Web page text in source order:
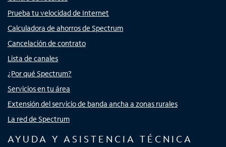
Prueba tu velocidad de Internet
Calculadora de ahorros de Spectrum
Cancelación de contrato
Lista de canales
¿Por qué Spectrum?
Servicios en tu área
Extensión del servicio de banda ancha a zonas rurales
La red de Spectrum
AYUDA Y ASISTENCIA TÉCNICA